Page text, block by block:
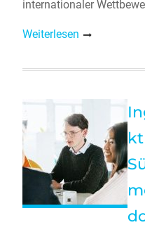
internationaler
Weiterlesen